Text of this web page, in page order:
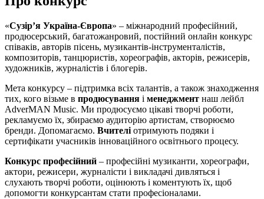
«Сузір’я Україна-Європа» – міжнародний професійний,
продюсерський, багатожанровий, постійний онлайн конкурс
співаків, авторів пісень, музикантів-інструменталістів,
композиторів, танцюристів, хореографів, акторів, режисерів,
художників, журналістів і блогерів.
Мета конкурсу – підтримка всіх талантів, а також знаходження
тих, кого візьме в продюсування і менеджмент наш лейбл
AdverMAN Music. Ми продюсуємо цікаві творчі роботи,
рекламуємо їх, збираємо аудиторію артистам, створюємо
бренди. Допомагаємо. Вчителі отримують подяки і
сертифікати учасників інноваційного освітнього процесу.
Конкурс професійний – професійні музиканти, хореографи,
актори, режисери, журналісти і викладачі дивляться і
слухають творчі роботи, оцінюють і коментують їх, щоб
допомогти конкурсантам стати професіоналами.